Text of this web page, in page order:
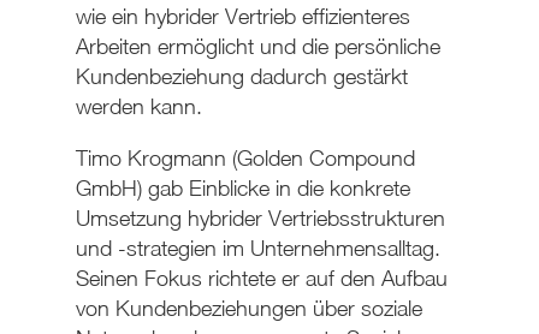
wie ein hybrider Vertrieb effizienteres
Arbeiten ermöglicht und die persönliche
Kundenbeziehung dadurch gestärkt
werden kann.
Timo Krogmann (Golden Compound
GmbH) gab Einblicke in die konkrete
Umsetzung hybrider Vertriebsstrukturen
und -strategien im Unternehmensalltag.
Seinen Fokus richtete er auf den Aufbau
von Kundenbeziehungen über soziale